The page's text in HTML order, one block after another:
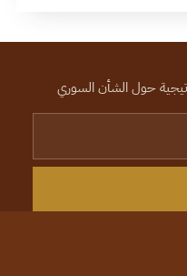
حول الشأن السوري